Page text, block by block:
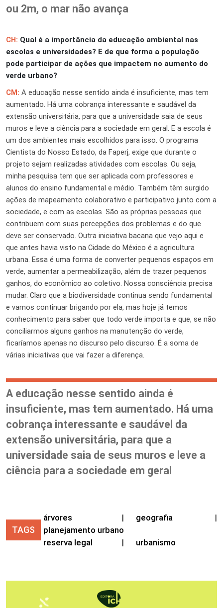
ou 2m, o mar não avança
CH: Qual é a importância da educação ambiental nas
escolas e universidades? E de que forma a população
pode participar de ações que impactem no aumento do
verde urbano?
CM: A educação nesse sentido ainda é insuficiente, mas tem
aumentado. Há uma cobrança interessante e saudável da
extensão universitária, para que a universidade saia de seus
muros e leve a ciência para a sociedade em geral. E a escola é
um dos ambientes mais escolhidos para isso. O programa
Cientista do Nosso Estado, da Faperj, exige que durante o
projeto sejam realizadas atividades com escolas. Ou seja,
minha pesquisa tem que ser aplicada com professores e
alunos do ensino fundamental e médio. Também têm surgido
ações de mapeamento colaborativo e participativo junto com a
sociedade, e com as escolas. São as próprias pessoas que
contribuem com suas percepções dos problemas e do que
deve ser conservado. Outra iniciativa bacana que vejo aqui e
que antes havia visto na Cidade do México é a agricultura
urbana. Essa é uma forma de converter pequenos espaços em
verde, aumentar a permeabilização, além de trazer pequenos
ganhos, do econômico ao coletivo. Nossa consciência precisa
mudar. Claro que a biodiversidade continua sendo fundamental
e vamos continuar brigando por ela, mas hoje já temos
conhecimento para saber que todo verde importa e que, se não
conciliarmos alguns ganhos na manutenção do verde,
ficaríamos apenas no discurso pelo discurso. É a soma de
várias iniciativas que vai fazer a diferença.
A educação nesse sentido ainda é
insuficiente, mas tem aumentado. Há uma
cobrança interessante e saudável da
extensão universitária, para que a
universidade saia de seus muros e leve a
ciência para a sociedade em geral
TAGS
árvores | geografia
|
planejamento urbano
reserva legal
| urbanismo